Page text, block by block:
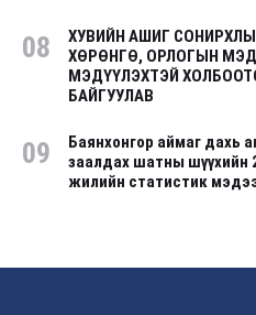
08
ХУВИЙН АШИГ
ХӨРӨНГӨ, ОРЛОГЫН
МЭДҮҮЛЭХТЭЙ
БАЙГУУЛАВ
09
Баянхонгор аймаг дахь
заалдах шатны шүүхийн
жилийн статистик